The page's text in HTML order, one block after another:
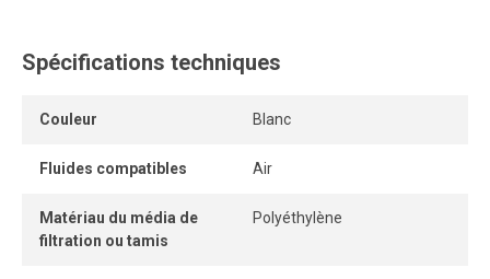
Spécifications techniques
Couleur Blanc
Fluides compatibles Air
Matériau du média de
filtration ou tamis
Polyéthylène